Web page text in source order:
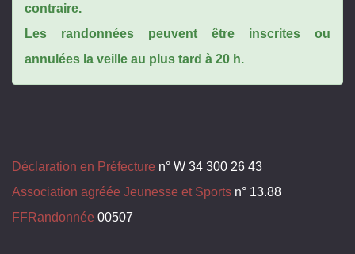
contraire.
Les randonnées peuvent être inscrites ou
annulées la veille au plus tard à 20 h.
Déclaration en Préfecture n° W 34 300 26 43
Association agréée Jeunesse et Sports n° 13.88
FFRandonnée 00507